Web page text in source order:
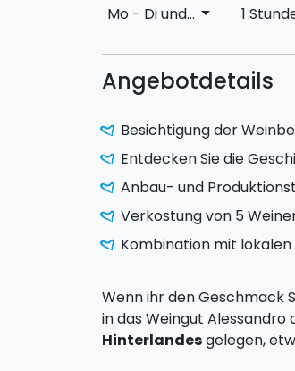
Mo - Di und... arrow_drop_down 1
Angebotdetails
Besichtigung der
Entdecken Sie die
Anbau- und
Verkostung von 5
Kombination mit
Wenn ihr den Geschmack
in das Weingut Alessandro
Hinterlandesgelegen,